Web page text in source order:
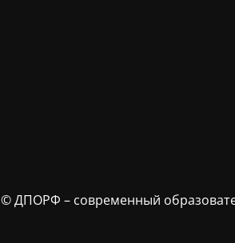
© ДПОРФ – современный